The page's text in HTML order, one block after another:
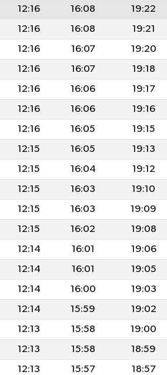
12:16 16:08 19:22
12:16 16:08 19:21
12:16 16:07 19:20
12:16 16:07 19:18
12:16 16:06 19:17
12:16 16:06 19:16
12:16 16:05 19:15
12:15 16:05 19:13
12:15 16:04 19:12
12:15 16:03 19:10
12:15 16:03 19:09
12:15 16:02 19:08
12:14 16:01 19:06
12:14 16:01 19:05
12:14 16:00 19:03
12:14 15:59 19:02
12:13 15:58 19:00
12:13 15:58 18:59
12:13 15:57 18:57